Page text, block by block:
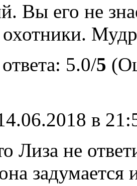
Вы его не
5.0/5
в
Лиза не